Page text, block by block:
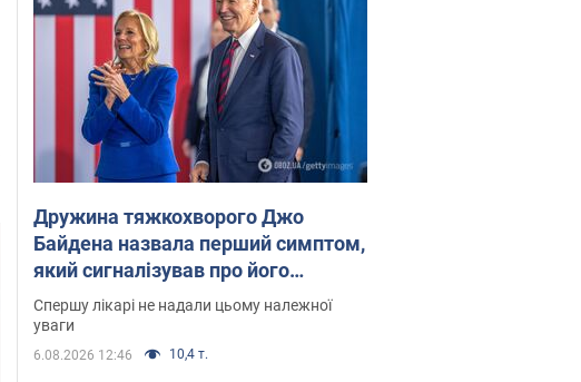
Дружина тяжкохворого Джо
Байдена назвала перший симптом,
який сигналізував про його
"агресивний" рак
Спершу лікарі не надали цьому належної
уваги
6.08.2026 12:46 10,4 т.